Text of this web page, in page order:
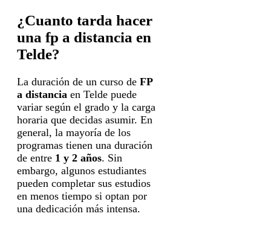
¿Cuanto tarda hacer
una fp a distancia en
Telde?
La duración de un curso de FP
a distancia en Telde puede
variar según el grado y la carga
horaria que decidas asumir. En
general, la mayoría de los
programas tienen una duración
de entre 1 y 2 años. Sin
embargo, algunos estudiantes
pueden completar sus estudios
en menos tiempo si optan por
una dedicación más intensa.